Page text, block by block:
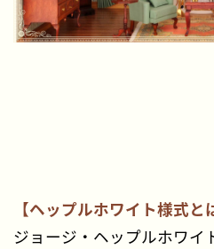
【ヘップルホワイト様式と
ジョージ・ヘップルホワイ